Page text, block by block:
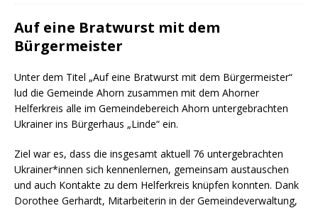
Auf eine Bratwurst mit dem
Bürgermeister
Unter dem Titel „Auf eine Bratwurst mit dem Bürgermeister“
lud die Gemeinde Ahorn zusammen mit dem Ahorner
Helferkreis alle im Gemeindebereich Ahorn untergebrachten
Ukrainer ins Bürgerhaus „Linde“ ein.
Ziel war es, dass die insgesamt aktuell 76 untergebrachten
Ukrainer*innen sich kennenlernen, gemeinsam austauschen
und auch Kontakte zu dem Helferkreis knüpfen konnten. Dank
Dorothee Gerhardt, Mitarbeiterin in der Gemeindeverwaltung,